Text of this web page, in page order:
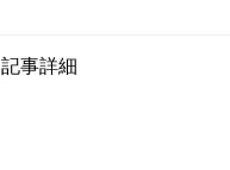
記事詳細